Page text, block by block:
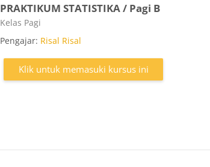
PRAKTIKUM STATISTIKA / Pagi B
Kategori kursus
Kelas Pagi
Pengajar: Risal Risal
Klik untuk memasuki kursus ini